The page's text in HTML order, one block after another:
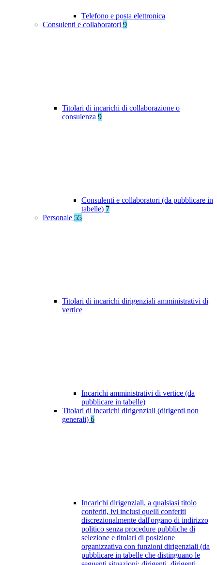
Telefono e posta elettronica
Consulenti e collaboratori 9
Titolari di incarichi di collaborazione o
consulenza 9
Consulenti e collaboratori (da pubblicare in
tabelle) 7
Personale 55
Titolari di incarichi dirigenziali amministrativi di
vertice
Incarichi amministrativi di vertice (da
pubblicare in tabelle)
Titolari di incarichi dirigenziali (dirigenti non
generali) 6
Incarichi dirigenziali, a qualsiasi titolo
conferiti, ivi inclusi quelli conferiti
discrezionalmente dall'organo di indirizzo
politico senza procedure pubbliche di
selezione e titolari di posizione
organizzativa con funzioni dirigenziali (da
pubblicare in tabelle che distinguano le